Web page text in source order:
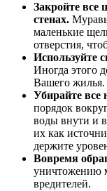
Закройте все
стенах.
маленькие
отверстия,
Используйте
Иногда этого
Вашего жилья.
Убирайте
порядок
воды внути и
их как
держите
Вовремя
уничтожению
вредителей.